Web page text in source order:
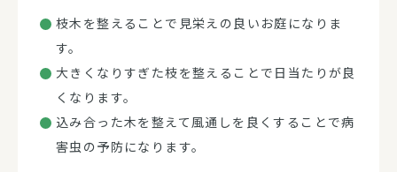
枝木を整えることで見栄えの良いお庭になりま
す。
大きくなりすぎた枝を整えることで日当たりが良
くなります。
込み合った木を整えて風通しを良くすることで病
害虫の予防になります。